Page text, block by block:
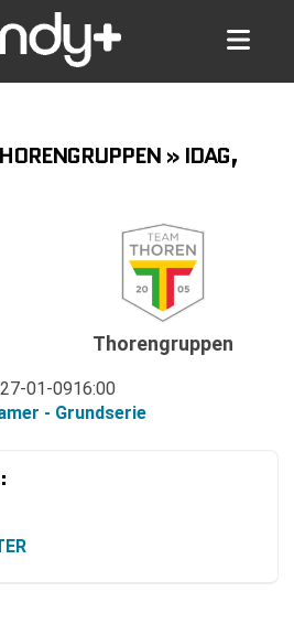
» IDAG,
01-0916:00
- Grundserie
Thorengruppen